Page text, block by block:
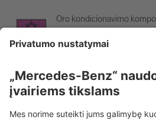
Oro kondicionavimo